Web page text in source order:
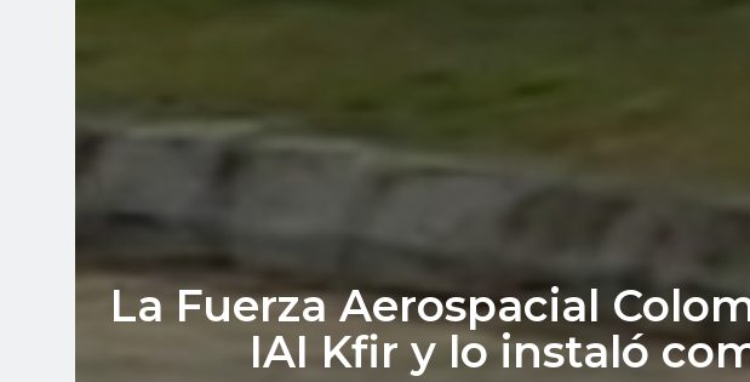
La Fuerza Aerospacial
IAI Kfir y lo instaló